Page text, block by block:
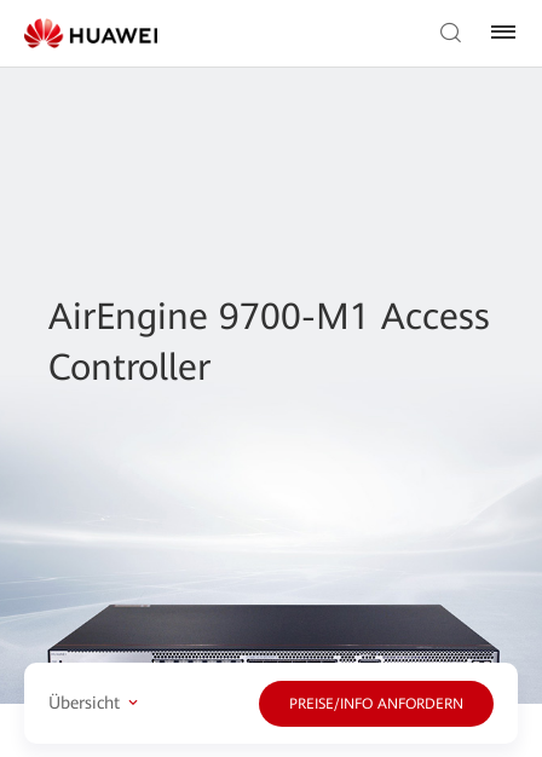
AirEngine 9700-M1 Access
Controller
Übersicht PREISE/INFO ANFORDERN